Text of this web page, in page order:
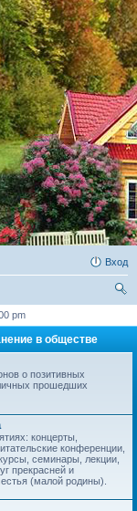
Вход
pm
в обществе
о позитивных
прошедших
концерты,
конференции,
семинары, лекции,
прекрасней и
(малой родины).